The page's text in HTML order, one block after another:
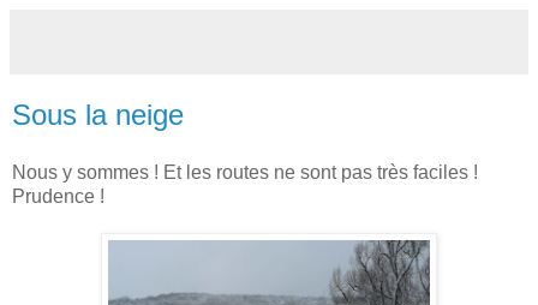
Sous la neige
Nous y sommes ! Et les routes ne sont pas très faciles !
Prudence !